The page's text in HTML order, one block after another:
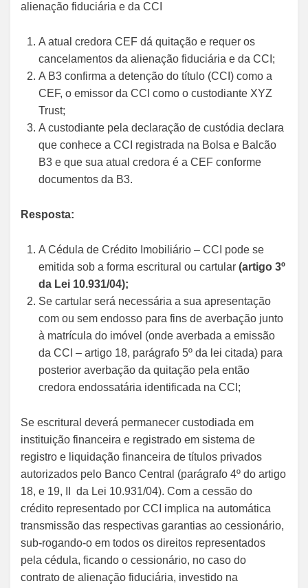
alienação fiduciária e da CCI
A atual credora CEF dá quitação e requer os
cancelamentos da alienação fiduciária e da CCI;
A B3 confirma a detenção do título (CCI) como a
CEF, o emissor da CCI como o custodiante XYZ
Trust;
A custodiante pela declaração de custódia declara
que conhece a CCI registrada na Bolsa e Balcão
B3 e que sua atual credora é a CEF conforme
documentos da B3.
Resposta:
A Cédula de Crédito Imobiliário – CCI pode se
emitida sob a forma escritural ou cartular (artigo 3º
da Lei 10.931/04);
Se cartular será necessária a sua apresentação
com ou sem endosso para fins de averbação junto
à matrícula do imóvel (onde averbada a emissão
da CCI – artigo 18, parágrafo 5º da lei citada) para
posterior averbação da quitação pela então
credora endossatária identificada na CCI;
Se escritural deverá permanecer custodiada em
instituição financeira e registrado em sistema de
registro e liquidação financeira de títulos privados
autorizados pelo Banco Central (parágrafo 4º do artigo
18, e 19, II da Lei 10.931/04). Com a cessão do
crédito representado por CCI implica na automática
transmissão das respectivas garantias ao cessionário,
sub-rogando-o em todos os direitos representados
pela cédula, ficando o cessionário, no caso do
contrato de alienação fiduciária, investido na